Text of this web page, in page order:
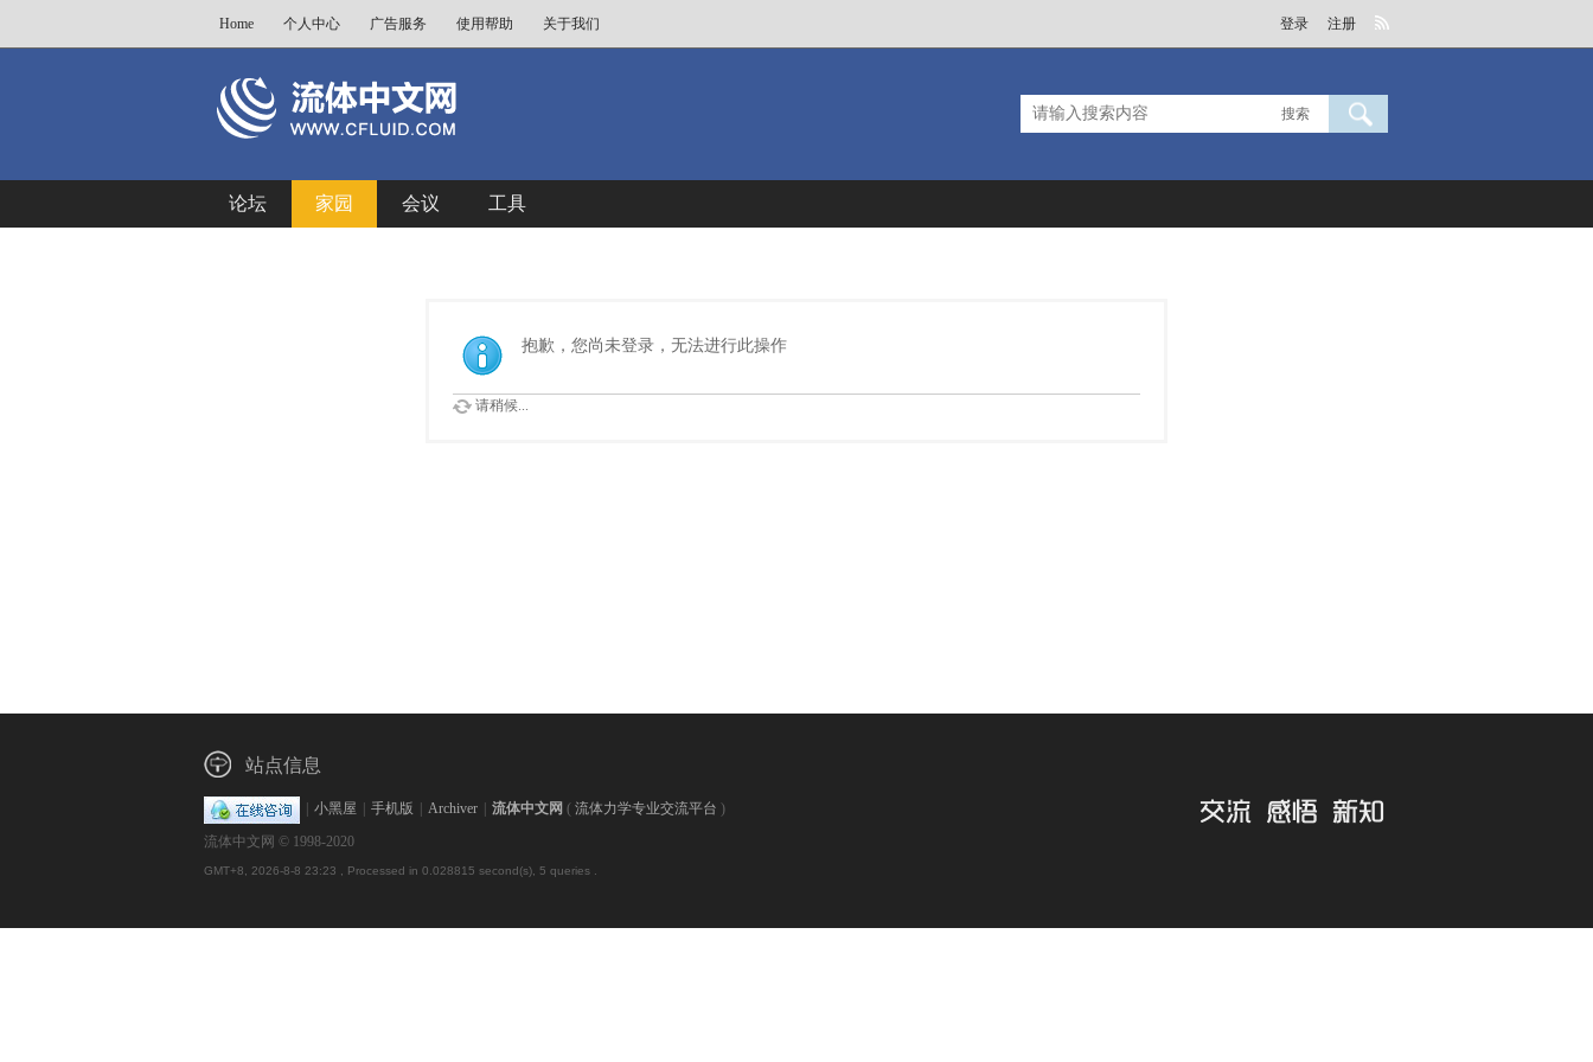
Home 个人中心 广告服务 使用帮助 关于我们 登录 注册
搜索
论坛 家园 会议 工具
抱歉，您尚未登录，无法进行此操作
请稍候...
站点信息
小黑屋 手机版 Archiver 流体中文网 ( 流体力学专业交流平台 )
流体中文网 © 1998-2020
GMT+8, 2026-8-8 23:23 , Processed in 0.028815 second(s), 5 queries .